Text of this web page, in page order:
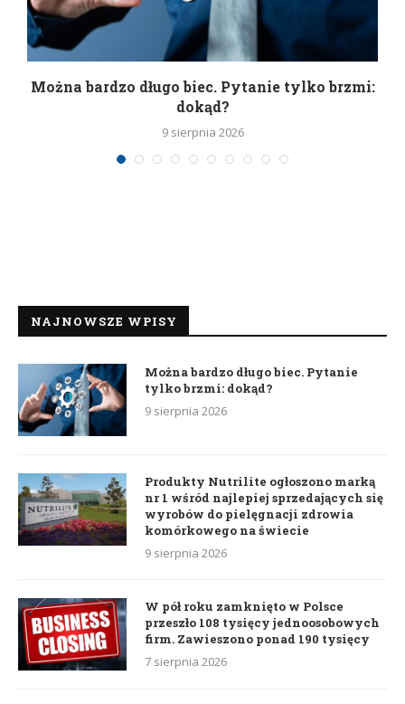
Można bardzo długo biec. Pytanie tylko brzmi:
dokąd?
9 sierpnia 2026
NAJNOWSZE WPISY
Można bardzo długo biec. Pytanie
tylko brzmi: dokąd?
9 sierpnia 2026
Produkty Nutrilite ogłoszono marką
nr 1 wśród najlepiej sprzedających się
wyrobów do pielęgnacji zdrowia
komórkowego na świecie
9 sierpnia 2026
W pół roku zamknięto w Polsce
przeszło 108 tysięcy jednoosobowych
firm. Zawieszono ponad 190 tysięcy
7 sierpnia 2026